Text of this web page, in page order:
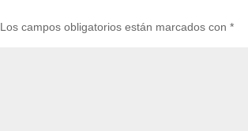
Los campos obligatorios están marcados con*